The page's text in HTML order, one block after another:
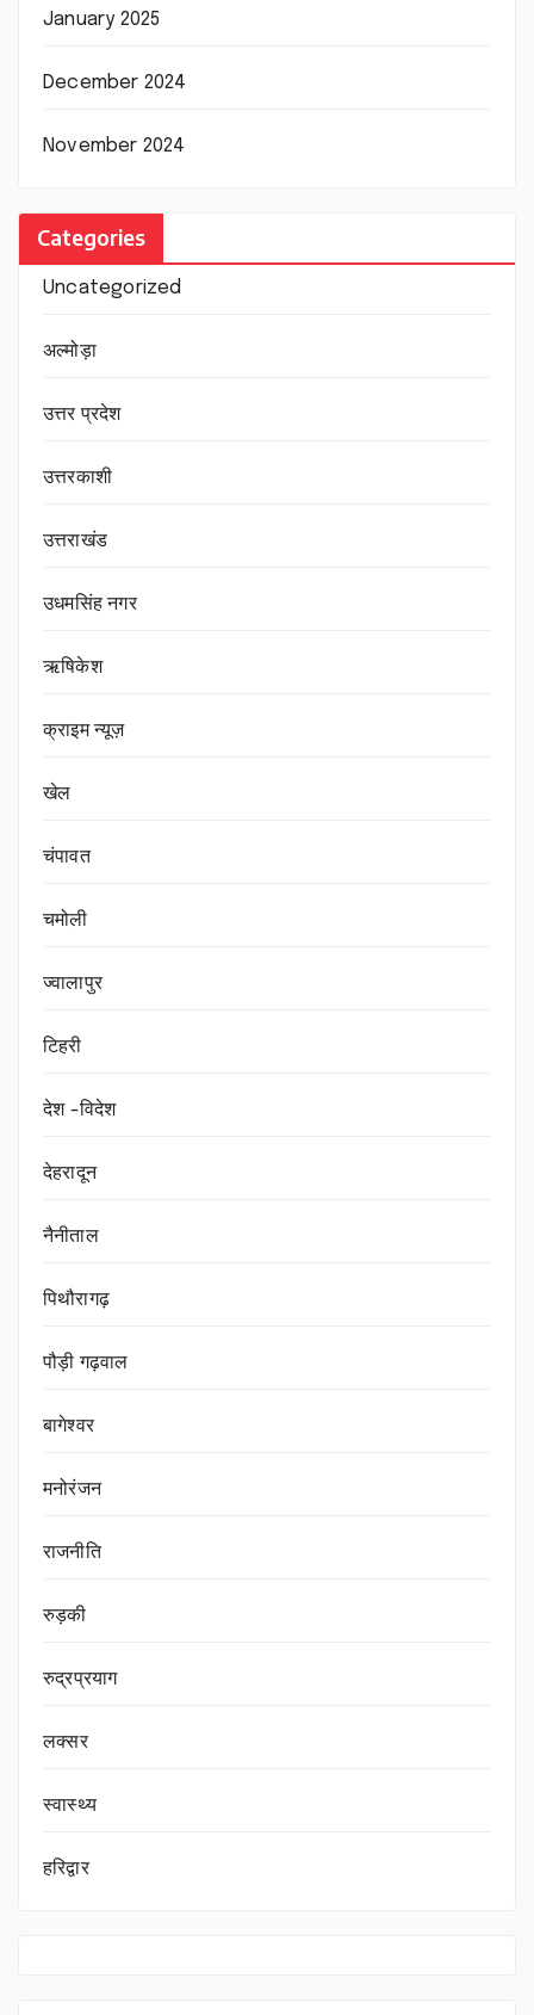
January 2025
December 2024
November 2024
Categories
Uncategorized
अल्मोड़ा
उत्तर प्रदेश
उत्तरकाशी
उत्तराखंड
उधमसिंह नगर
ऋषिकेश
क्राइम न्यूज़
खेल
चंपावत
चमोली
ज्वालापुर
टिहरी
देश -विदेश
देहरादून
नैनीताल
पिथौरागढ़
पौड़ी गढ़वाल
बागेश्वर
मनोरंजन
राजनीति
रुड़की
रुद्रप्रयाग
लक्सर
स्वास्थ्य
हरिद्वार